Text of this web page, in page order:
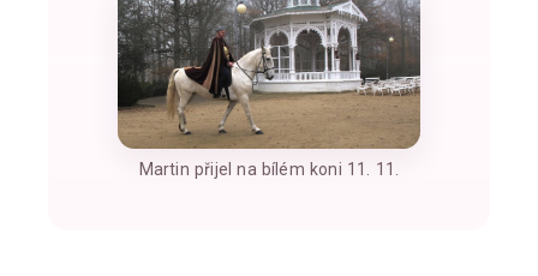
Martin přijel na bílém koni 11. 11.